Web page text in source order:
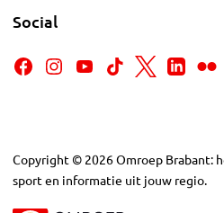
Social
Copyright © 2026Omroep Brabant:
sport en informatie uit jouw regio.